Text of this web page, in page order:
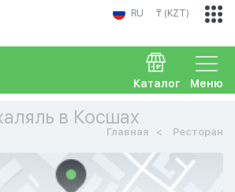
RU ₸ (KZT)
Меню
Каталог
в Косшах
Главная Ресторан